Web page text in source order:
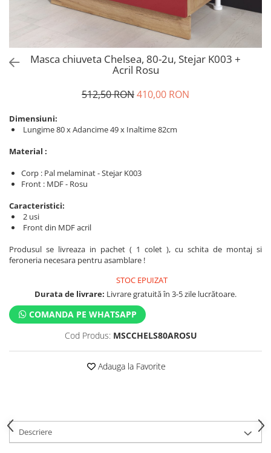
Masca chiuveta Chelsea, 80-2u, Stejar K003 +
Acril Rosu
512,50 RON410,00 RON
Dimensiuni:
Lungime 80 x Adancime 49 x Inaltime 82cm
Material :
Corp : Pal melaminat - Stejar K003
Front : MDF - Rosu
Caracteristici:
2 usi
Front din MDF acril
Produsul se livreaza in pachet ( 1 colet ), cu schita de montaj si
feroneria necesara pentru asamblare !
STOC EPUIZAT
Durata de livrare: Livrare gratuită în 3-5 zile lucrătoare.
COMANDA PE WHATSAPP
Cod Produs: MSCCHELS80AROSU
Adauga la Favorite
Descriere